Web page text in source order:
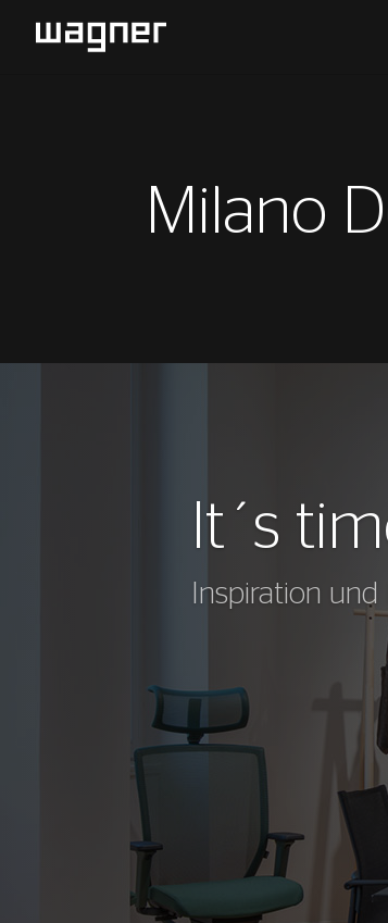
Milano
It´s
Inspiration